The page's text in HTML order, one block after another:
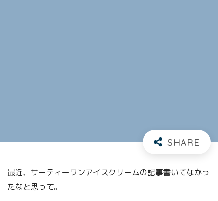
最近、サーティーワンアイスクリームの記事書いてなかっ
たなと思って。